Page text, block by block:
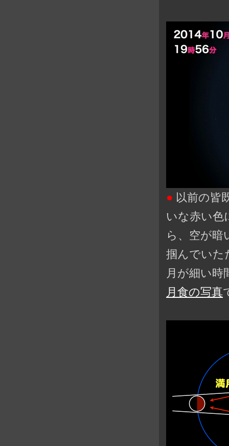
● 以前の皆
いな赤い色
ら、空が
掴んでいた
月が細い時
月食の写真